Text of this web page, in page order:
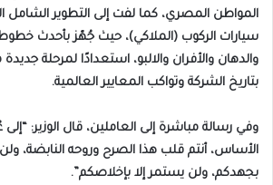
المواطن المصري، كما لفت إلى التطوير
سيارات الركوب (الملاكي)، حيث جُهّز بأحدث خطوط
والدهان والأفران والالبو، استعدادًا لمرحلة
بتاريخ الشركة وتواكب المعايير العالمية.
وفي رسالة مباشرة إلى العاملين، قال الوزير: “إلى
الأساس، أنتم قلب هذا الصرح وروحه النابضة، ولن
بجهدكم، ولن يستمر إلا بإخلاصكم”.